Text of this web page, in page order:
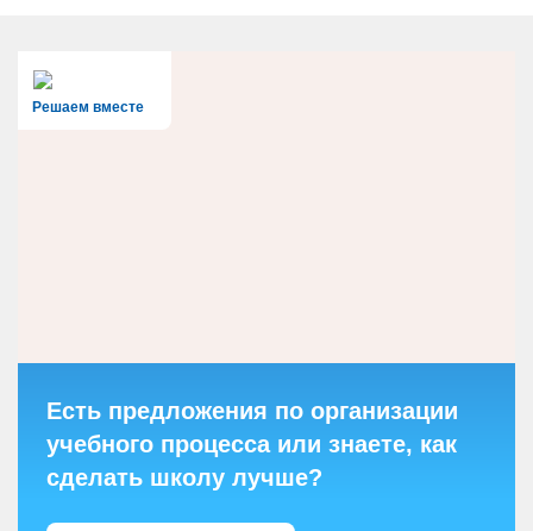
Решаем вместе
Есть предложения по организации
учебного процесса или знаете, как
сделать школу лучше?